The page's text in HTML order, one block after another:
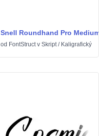
Snell Roundhand Pro
od FontStructv Skript/ Kaligrafický